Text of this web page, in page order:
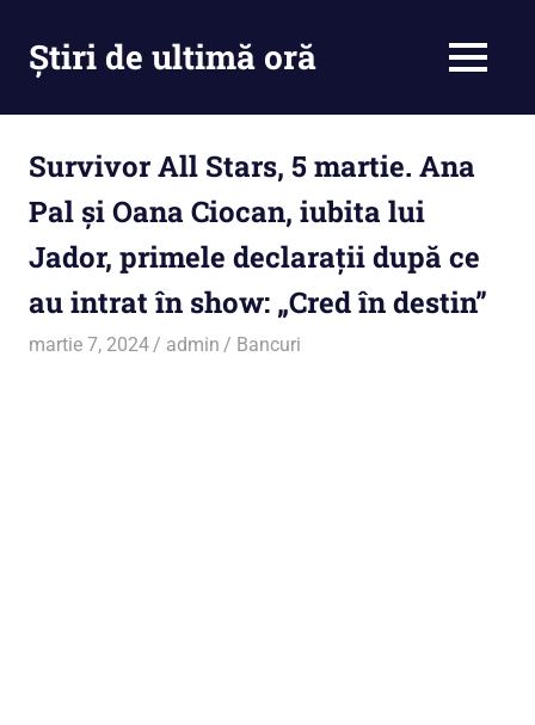
contentȘtiri de ultimă oră
ramâi
la
curent
MENU
Survivor All Stars, 5 martie. Ana
Pal și Oana Ciocan, iubita lui
Jador, primele declarații după ce
au intrat în show: „Cred în destin”
martie 7, 2024 admin Bancuri